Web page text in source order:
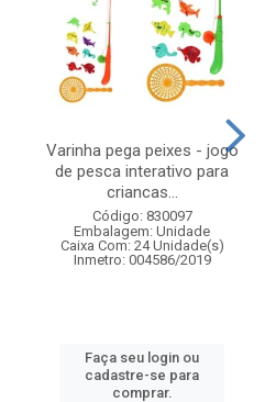
Varinha pega peixes - jogo
de pesca interativo para
criancas...
Código: 830097
Embalagem: Unidade
Caixa Com: 24 Unidade(s)
Inmetro: 004586/2019
Faça seu login ou
cadastre-se para
comprar.